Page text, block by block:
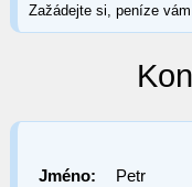
Zažádejte si, peníze
Jméno: Petr